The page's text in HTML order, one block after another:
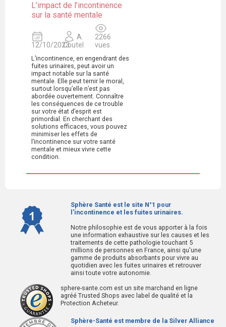
L’impact de l’incontinence
sur la santé mentale
12/10/2023
A.
Coutel
2266
vues
L’incontinence, en engendrant des
fuites urinaires, peut avoir un
impact notable sur la santé
mentale. Elle peut ternir le moral,
surtout lorsqu’elle n’est pas
abordée ouvertement. Connaître
les conséquences de ce trouble
sur votre état d’esprit est
primordial. En cherchant des
solutions efficaces, vous pouvez
minimiser les effets de
l’incontinence sur votre santé
mentale et mieux vivre cette
condition.
Sphère Santé est le site N°1 pour
l'incontinence et les fuites urinaires.
Notre philosophie est de vous apporter à la fois
une information exhaustive sur les causes et les
traitements de cette pathologie touchant 5
millions de personnes en France, ainsi qu'une
gamme de produits absorbants pour vivre au
quotidien avec les fuites urinaires et retrouver
ainsi toute votre autonomie.
sphere-sante.com est un site marchand en ligne
agréé Trusted Shops avec label de qualité et la
Protection Acheteur.
Sphère-Santé est membre de la Silver Alliance